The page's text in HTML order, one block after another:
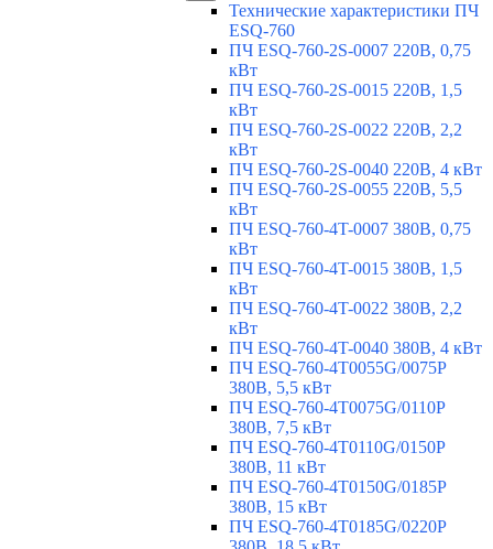
Технические характеристики ПЧ
ESQ-760
ПЧ ESQ-760-2S-0007 220В, 0,75
кВт
ПЧ ESQ-760-2S-0015 220В, 1,5
кВт
ПЧ ESQ-760-2S-0022 220В, 2,2
кВт
ПЧ ESQ-760-2S-0040 220В, 4 кВт
ПЧ ESQ-760-2S-0055 220В, 5,5
кВт
ПЧ ESQ-760-4T-0007 380В, 0,75
кВт
ПЧ ESQ-760-4T-0015 380В, 1,5
кВт
ПЧ ESQ-760-4T-0022 380В, 2,2
кВт
ПЧ ESQ-760-4T-0040 380В, 4 кВт
ПЧ ESQ-760-4T0055G/0075P
380В, 5,5 кВт
ПЧ ESQ-760-4T0075G/0110P
380В, 7,5 кВт
ПЧ ESQ-760-4T0110G/0150P
380В, 11 кВт
ПЧ ESQ-760-4T0150G/0185P
380В, 15 кВт
ПЧ ESQ-760-4T0185G/0220P